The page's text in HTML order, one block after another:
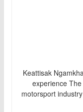
Keattisak
experience
motorsport